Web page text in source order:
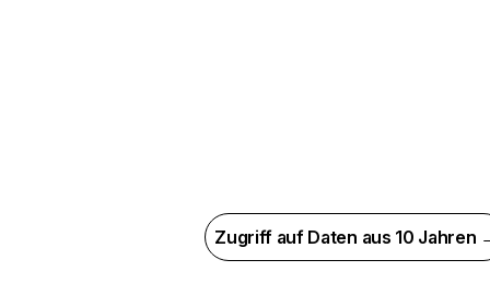
Zugriff auf Daten aus 10 Jahren